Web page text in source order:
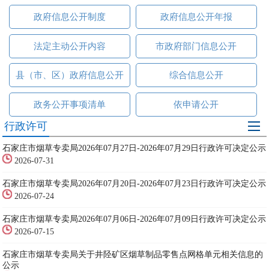
政府信息公开制度 政府信息公开年报
法定主动公开内容 市政府部门信息公开
县（市、区）政府信息公开 综合信息公开
政务公开事项清单 依申请公开
行政许可
石家庄市烟草专卖局2026年07月27日-2026年07月29日行政许可决定公示
2026-07-31
石家庄市烟草专卖局2026年07月20日-2026年07月23日行政许可决定公示
2026-07-24
石家庄市烟草专卖局2026年07月06日-2026年07月09日行政许可决定公示
2026-07-15
石家庄市烟草专卖局关于井陉矿区烟草制品零售点网格单元相关信息的
公示